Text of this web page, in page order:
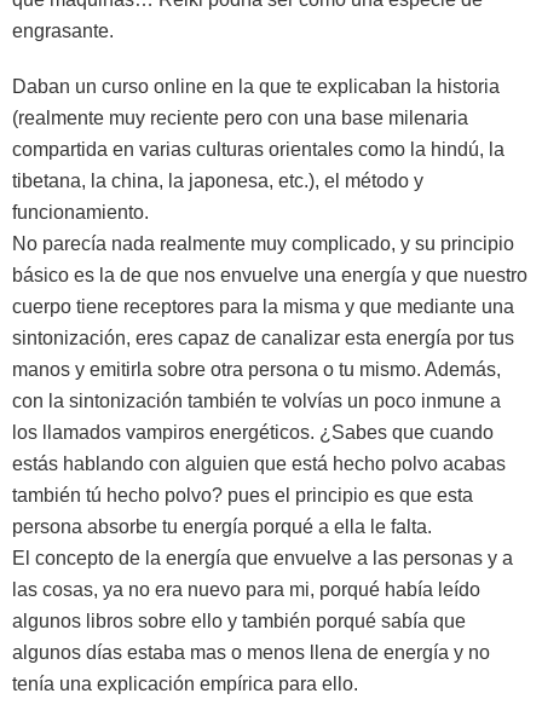
engrasante.
Daban un curso online en la que te explicaban la historia
(realmente muy reciente pero con una base milenaria
compartida en varias culturas orientales como la hindú, la
tibetana, la china, la japonesa, etc.), el método y
funcionamiento.
No parecía nada realmente muy complicado, y su principio
básico es la de que nos envuelve una energía y que nuestro
cuerpo tiene receptores para la misma y que mediante una
sintonización, eres capaz de canalizar esta energía por tus
manos y emitirla sobre otra persona o tu mismo. Además,
con la sintonización también te volvías un poco inmune a
los llamados vampiros energéticos. ¿Sabes que cuando
estás hablando con alguien que está hecho polvo acabas
también tú hecho polvo? pues el principio es que esta
persona absorbe tu energía porqué a ella le falta.
El concepto de la energía que envuelve a las personas y a
las cosas, ya no era nuevo para mi, porqué había leído
algunos libros sobre ello y también porqué sabía que
algunos días estaba mas o menos llena de energía y no
tenía una explicación empírica para ello.